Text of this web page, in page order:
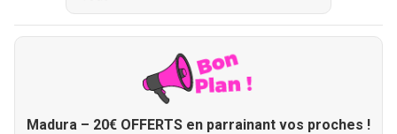
Madura – 20€ OFFERTS en parrainant vos proches !